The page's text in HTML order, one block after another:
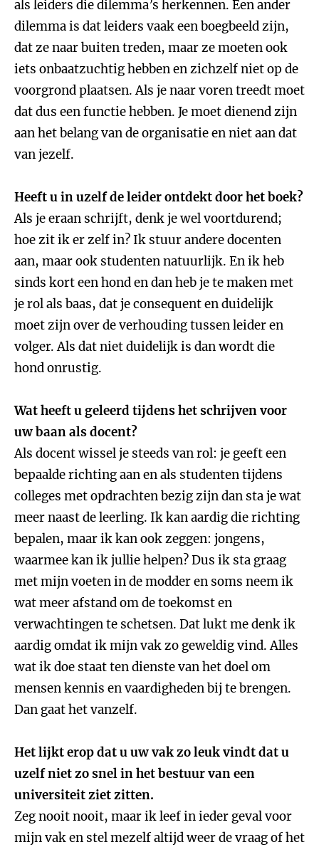
als leiders die dilemma’s herkennen. Een ander
dilemma is dat leiders vaak een boegbeeld zijn,
dat ze naar buiten treden, maar ze moeten ook
iets onbaatzuchtig hebben en zichzelf niet op de
voorgrond plaatsen. Als je naar voren treedt moet
dat dus een functie hebben. Je moet dienend zijn
aan het belang van de organisatie en niet aan dat
van jezelf.
Heeft u in uzelf de leider ontdekt door het boek?
Als je eraan schrijft, denk je wel voortdurend;
hoe zit ik er zelf in? Ik stuur andere docenten
aan, maar ook studenten natuurlijk. En ik heb
sinds kort een hond en dan heb je te maken met
je rol als baas, dat je consequent en duidelijk
moet zijn over de verhouding tussen leider en
volger. Als dat niet duidelijk is dan wordt die
hond onrustig.
Wat heeft u geleerd tijdens het schrijven voor
uw baan als docent?
Als docent wissel je steeds van rol: je geeft een
bepaalde richting aan en als studenten tijdens
colleges met opdrachten bezig zijn dan sta je wat
meer naast de leerling. Ik kan aardig die richting
bepalen, maar ik kan ook zeggen: jongens,
waarmee kan ik jullie helpen? Dus ik sta graag
met mijn voeten in de modder en soms neem ik
wat meer afstand om de toekomst en
verwachtingen te schetsen. Dat lukt me denk ik
aardig omdat ik mijn vak zo geweldig vind. Alles
wat ik doe staat ten dienste van het doel om
mensen kennis en vaardigheden bij te brengen.
Dan gaat het vanzelf.
Het lijkt erop dat u uw vak zo leuk vindt dat u
uzelf niet zo snel in het bestuur van een
universiteit ziet zitten.
Zeg nooit nooit, maar ik leef in ieder geval voor
mijn vak en stel mezelf altijd weer de vraag of het